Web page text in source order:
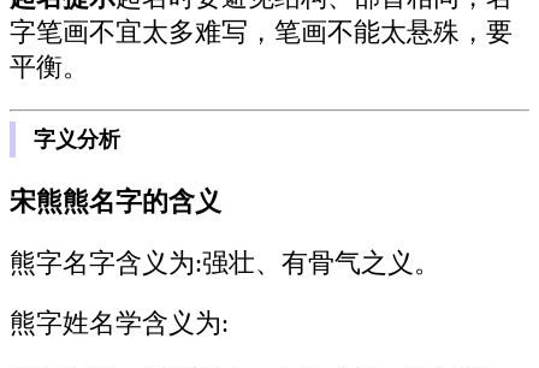
字笔画不宜太多难写，笔画不能太悬殊，要
平衡。
字义分析
宋熊熊名字的含义
熊字名字含义为:强壮、有骨气之义。
熊字姓名学含义为: